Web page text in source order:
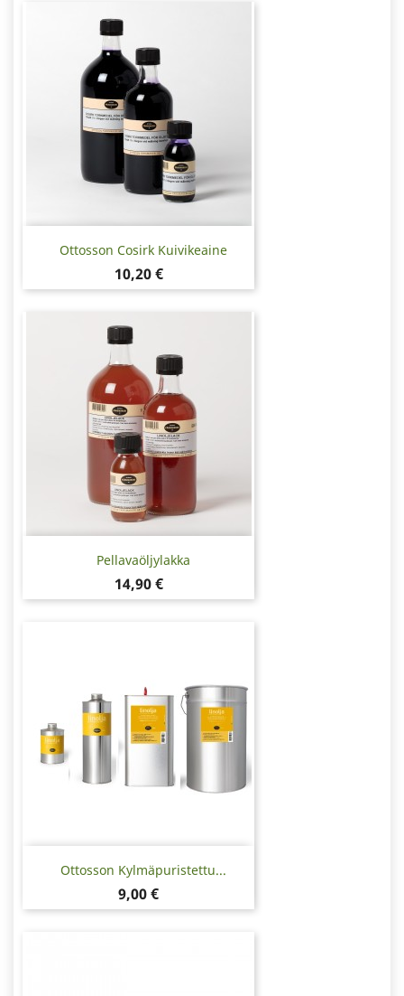
Ottosson Cosirk Kuivikeaine
Hinta
10,20 €
Pellavaöljylakka
Hinta
14,90 €
Ottosson Kylmäpuristettu...
Hinta
9,00 €